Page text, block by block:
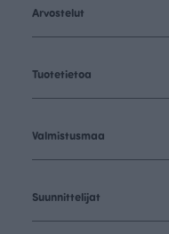
Arvostelut
Tuotetietoa
Valmistusmaa
Suunnittelijat